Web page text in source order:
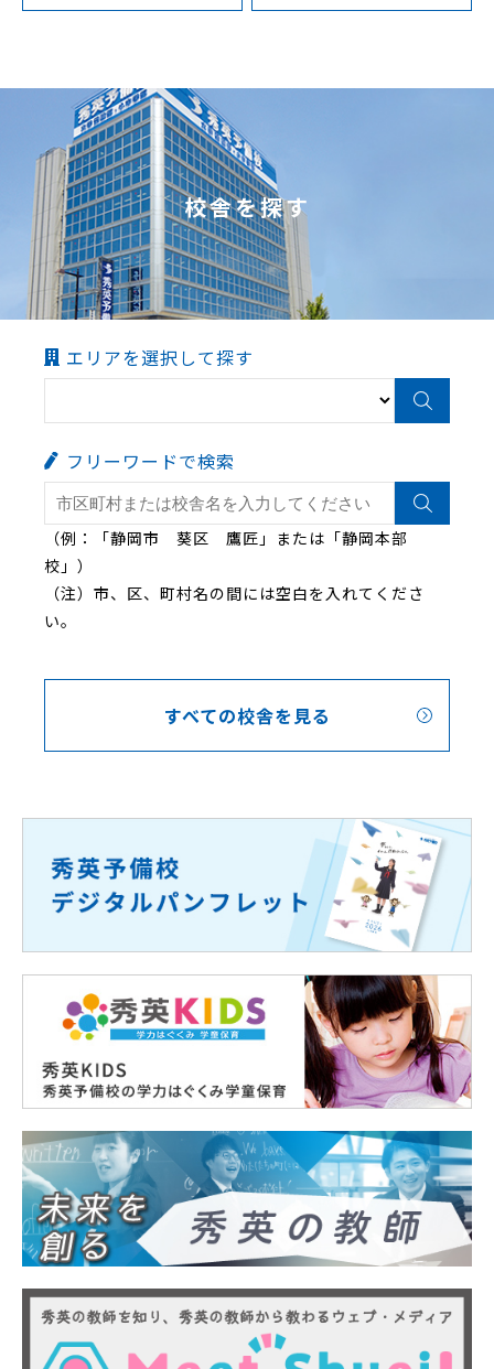
校舎を探す
エリアを選択して探す
フリーワードで検索
（例：「静岡市 葵区 鷹匠」または「静岡本部
校」）
（注）市、区、町村名の間には空白を入れてくださ
い。
すべての校舎を見る